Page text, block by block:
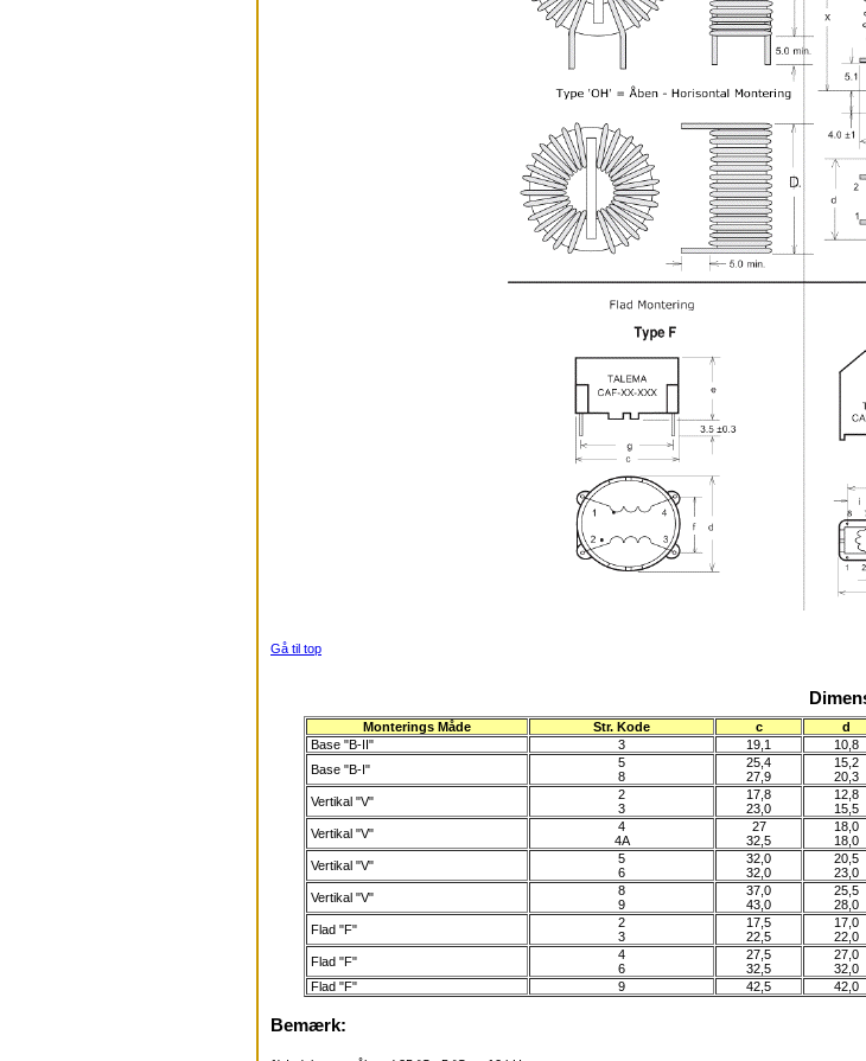
Gå til top
Monterings Måde Str. Kode c d
Base "B-II"
3 19,1 10,8
Base "B-I"
5
8
25,4
27,9
15,2
20,3
Vertikal "V"
2
3
17,8
23,0
12,8
15,5
Vertikal "V"
4
4A
27
32,5
18,0
18,0
Vertikal "V"
5
6
32,0
32,0
20,5
23,0
Vertikal "V"
8
9
37,0
43,0
25,5
28,0
Flad "F"
2
3
17,5
22,5
17,0
22,0
Flad "F"
4
6
27,5
32,5
27,0
32,0
Flad "F"
9 42,5 42,0
Bemærk: